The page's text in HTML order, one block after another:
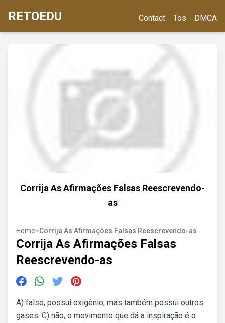
RETOEDU Contact Tos DMCA
Corrija As Afirmações Falsas Reescrevendo-
as
Home>Corrija As Afirmações Falsas Reescrevendo-as
Corrija As Afirmações Falsas
Reescrevendo-as
A) falso, possui oxigênio, mas também possui outros
gases. C) não, o movimento que dá a inspiração é o